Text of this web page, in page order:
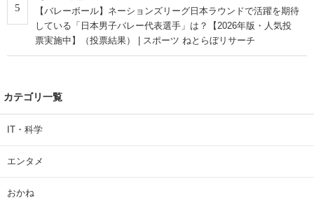
5
【バレーボール】ネーションズリーグ日本ラウンドで活躍を期待
している「日本男子バレー代表選手」は？【2026年版・人気投
票実施中】（投票結果） | スポーツ ねとらぼリサーチ
カテゴリ一覧
IT・科学
エンタメ
おかね